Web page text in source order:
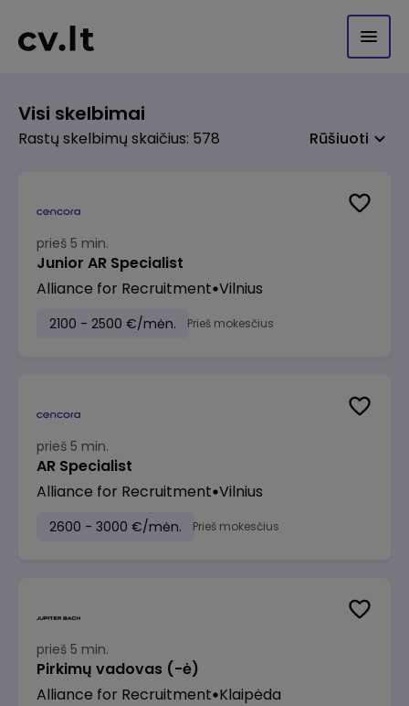
Visi skelbimai
Rastų skelbimų skaičius: 578 Rūšiuoti
prieš 5 min.
Junior AR Specialist
Alliance for Recruitment Vilnius
2100 - 2500 €/mėn. Prieš mokesčius
prieš 5 min.
AR Specialist
Alliance for Recruitment Vilnius
2600 - 3000 €/mėn. Prieš mokesčius
prieš 5 min.
Pirkimų vadovas (-ė)
Alliance for Recruitment Klaipėda